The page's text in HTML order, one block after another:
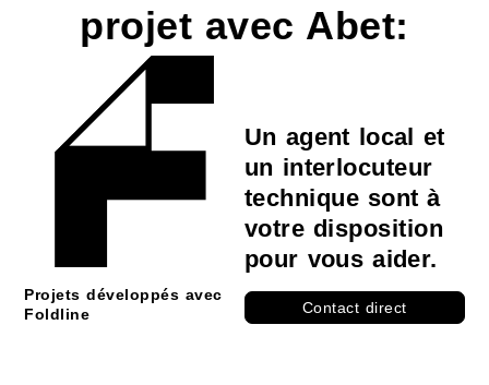
projet avec Abet:
Projets développés avec
Foldline
Un agent local et
un interlocuteur
technique sont à
votre disposition
pour vous aider.
Contact direct